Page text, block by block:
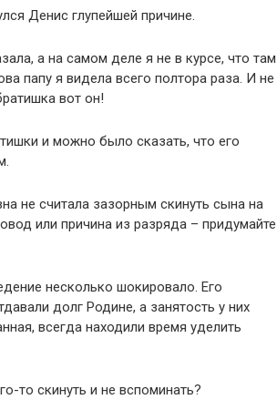
Денис глупейшей причине.
а на самом деле я не в курсе, что там
папу я видела всего полтора раза. И не
вот он!
и можно было сказать, что его
не считала зазорным скинуть сына на
или причина из разряда – придумайте
несколько шокировало. Его
долг Родине, а занятость у них
всегда находили время уделить
то скинуть и не вспоминать?